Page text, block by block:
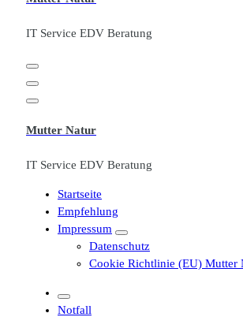
IT Service EDV Beratung
Mutter Natur
IT Service EDV Beratung
Startseite
Empfehlung
Impressum
Datenschutz
Cookie Richtlinie (EU) Mutter
Notfall